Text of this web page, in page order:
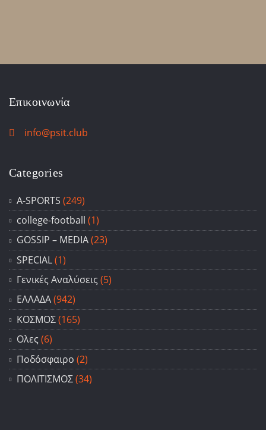
Επικοινωνία
info@psit.club
Categories
A-SPORTS (249)
college-football (1)
GOSSIP – ΜΕDIA(23)
SPECIAL(1)
Γενικές Αναλύσεις (5)
ΕΛΛΑΔΑ(942)
ΚΟΣΜΟΣ(165)
Ολες (6)
Ποδόσφαιρο (2)
ΠΟΛΙΤΙΣΜΟΣ(34)